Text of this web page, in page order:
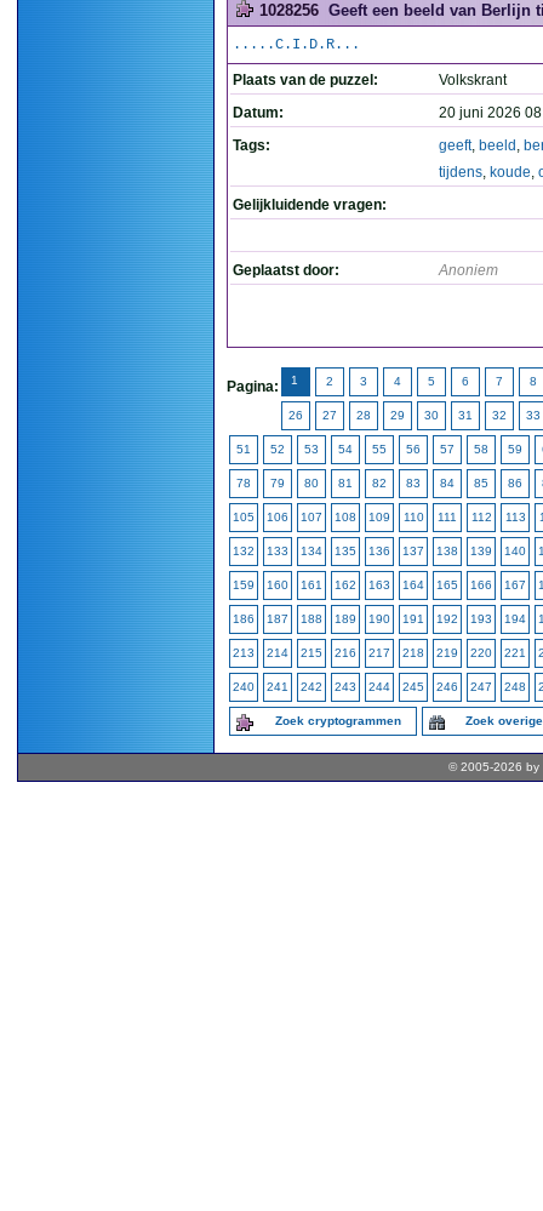
1028256 Geeft een beeld van Berlijn
.....C.I.D.R...
Plaats van de puzzel:
Volkskrant
Datum:
20 juni 2026
Tags:
geeft, beeld ,
tijdens, koude,
Gelijkluidende vragen:
Geplaatst door: Anoniem
Pagina: 1 2 3 4 5 6 7 8
26 27 28 29 30 31 32 33
51 52 53 54 55 56 57 58 59
78 79 80 81 82 83 84 85 86
105 106 107 108 109 110 111 112 113
132 133 134 135 136 137 138 139 140
159 160 161 162 163 164 165 166 167
186 187 188 189 190 191 192 193 194
213 214 215 216 217 218 219 220 221
240 241 242 243 244 245 246 247 248
Zoek cryptogrammen Zoek
© 2005-2026 by